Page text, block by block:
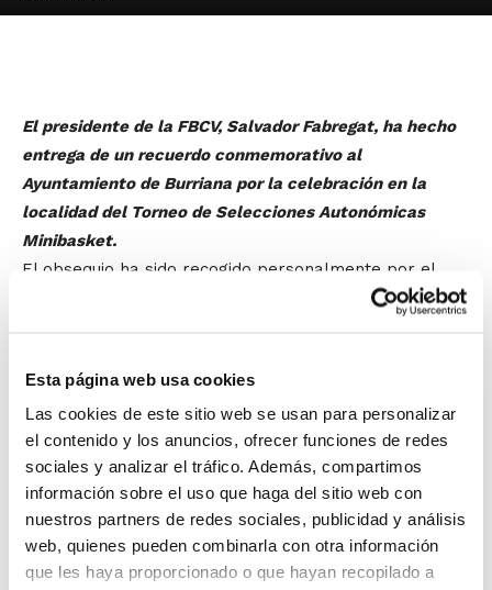
Esta página web usa cookies
Las cookies de este sitio web se usan para personalizar
el contenido y los anuncios, ofrecer funciones de redes
sociales y analizar el tráfico. Además, compartimos
información sobre el uso que haga del sitio web con
nuestros partners de redes sociales, publicidad y análisis
web, quienes pueden combinarla con otra información
que les haya proporcionado o que hayan recopilado a
El presidente de la FBCV, Salvador Fabregat, ha hecho
entrega de un recuerdo conmemorativo al
Ayuntamiento de Burriana por la celebración en la
localidad del Torneo de Selecciones Autonómicas
Minibasket.
El obsequio ha sido recogido personalmente por el
, ante la
La FBCV y el Ayuntamiento de Burriana han
firmado este mismo año un convenio de
colaboración para la promoción del
baloncesto en el municipio, y la
celebración del Torneo responde a esa